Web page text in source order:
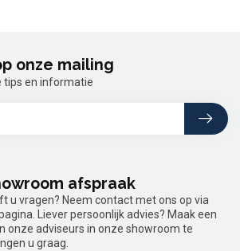
afspraak
u vragen? Neem contact met ons op via
Liever persoonlijk advies? Maak een
onze adviseurs in onze showroom te
u graag.
onze mailing
tips en informatie